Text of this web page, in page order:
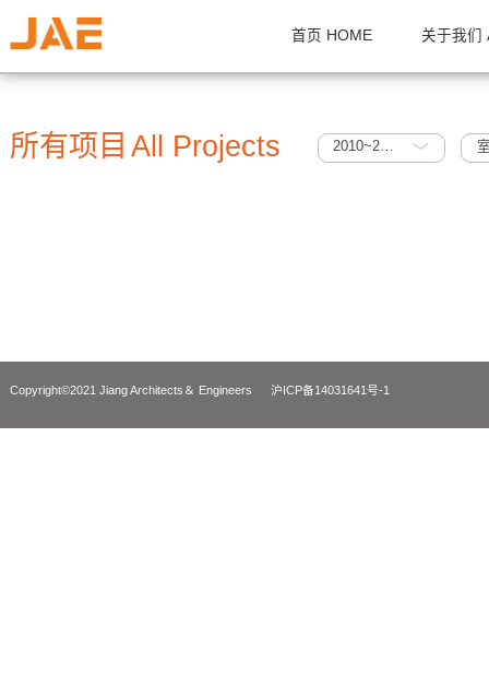
首页 HOME 关
所有项目 All Projects 2010~2015
Copyright©2021 Jiang Architects＆ Engineers 沪ICP备14031641号-1